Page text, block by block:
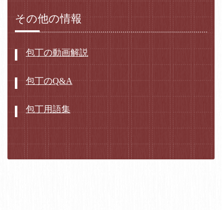
その他の情報
包丁の動画解説
包丁のQ&A
包丁用語集